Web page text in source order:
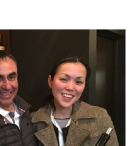
イン探しもできるようになっ
さんの飛っきり美味しいワイ
思えない繊細で旨味を備えた
ゴ－ニュを醸せるのはマル
ニス・シャンピエール社の
しいブルイィのワインだ！！
込んだ逸品。深味のあるボ